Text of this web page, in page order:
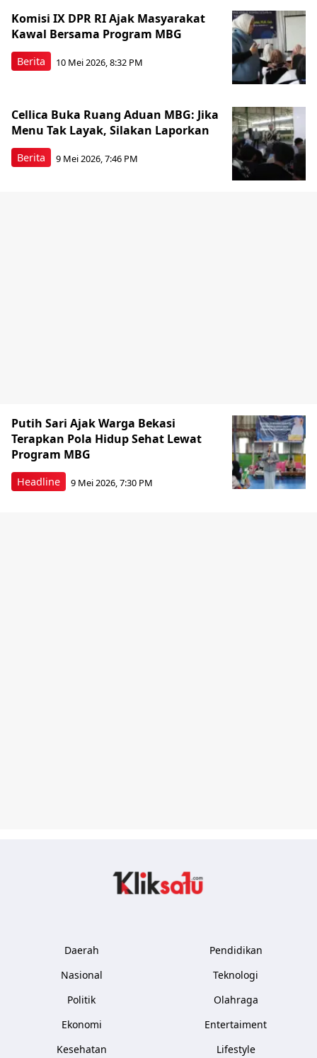
Berita
Komisi IX DPR RI Ajak Masyarakat
Kawal Bersama Program MBG
10 Mei 2026, 8:32 PM
Berita
Cellica Buka Ruang Aduan MBG: Jika
Menu Tak Layak, Silakan Laporkan
9 Mei 2026, 7:46 PM
Headline
Putih Sari Ajak Warga Bekasi
Terapkan Pola Hidup Sehat Lewat
Program MBG
9 Mei 2026, 7:30 PM
Daerah
Nasional
Politik
Ekonomi
Kesehatan
Pendidikan
Teknologi
Olahraga
Entertaiment
Lifestyle